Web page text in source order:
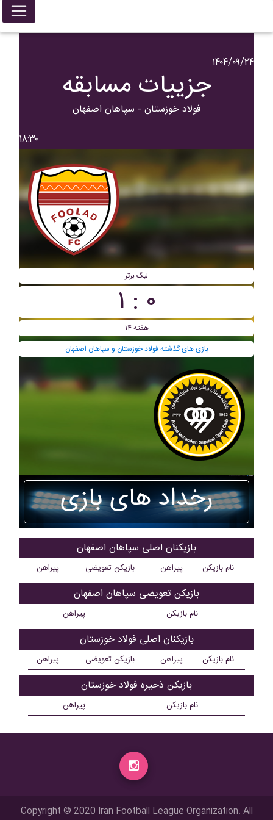
۱۴۰۴/۰۹/۲۴
جزییات مسابقه
فولاد خوزستان - سپاهان اصفهان
۱۸:۳۰
لیگ برتر
۰ : ۱
هفته ۱۴
بازی های گذشته فولاد خوزستان و سپاهان اصفهان
رخداد های بازی
بازیکنان اصلی سپاهان اصفهان
نام بازیکن پیراهن بازیکن تعویضی پیراهن
بازیکن تعویضی سپاهان اصفهان
نام بازیکن پیراهن
بازیکنان اصلی فولاد خوزستان
نام بازیکن پیراهن بازیکن تعویضی پیراهن
بازیکن ذحیره فولاد خوزستان
نام بازیکن پیراهن
Copyright © 2020 Iran Football League Organization. All